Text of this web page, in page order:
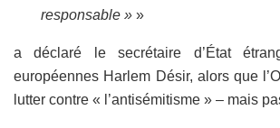
responsable » »
a déclaré le secrétaire d’État
européennes Harlem Désir, alors que
lutter contre « l’antisémitisme » – mais